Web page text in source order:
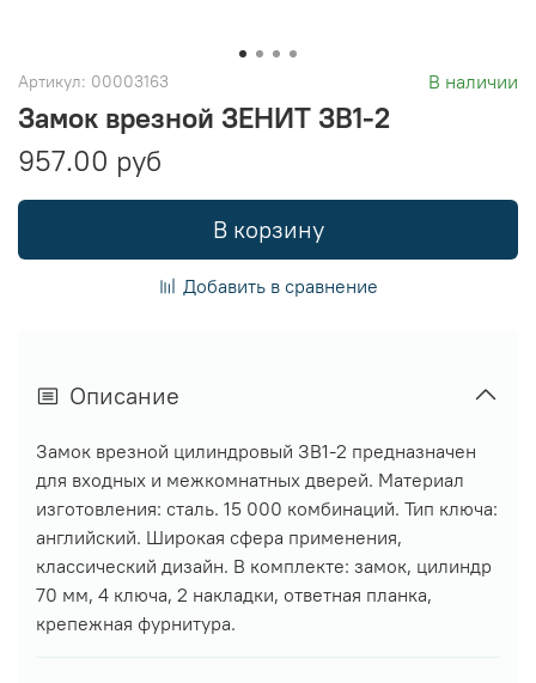
Артикул: 00003163 В наличии
Замок врезной ЗЕНИТ ЗВ1-2
957.00 руб
В корзину
Добавить в сравнение
Описание
Замок врезной цилиндровый ЗВ1-2 предназначен
для входных и межкомнатных дверей. Материал
изготовления: сталь. 15 000 комбинаций. Тип ключа:
английский. Широкая сфера применения,
классический дизайн. В комплекте: замок, цилиндр
70 мм, 4 ключа, 2 накладки, ответная планка,
крепежная фурнитура.